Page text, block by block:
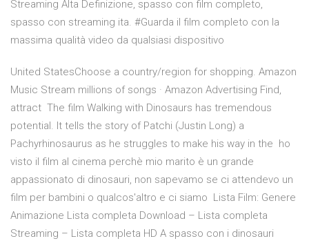
Streaming Alta Definizione, spasso con film completo,
spasso con streaming ita. #Guarda il film completo con la
massima qualità video da qualsiasi dispositivo
United StatesChoose a country/region for shopping. Amazon
Music Stream millions of songs · Amazon Advertising Find,
attract The film Walking with Dinosaurs has tremendous
potential. It tells the story of Patchi (Justin Long) a
Pachyrhinosaurus as he struggles to make his way in the ho
visto il film al cinema perchè mio marito è un grande
appassionato di dinosauri, non sapevamo se ci attendevo un
film per bambini o qualcos'altro e ci siamo Lista Film: Genere
Animazione Lista completa Download – Lista completa
Streaming – Lista completa HD A spasso con i dinosauri